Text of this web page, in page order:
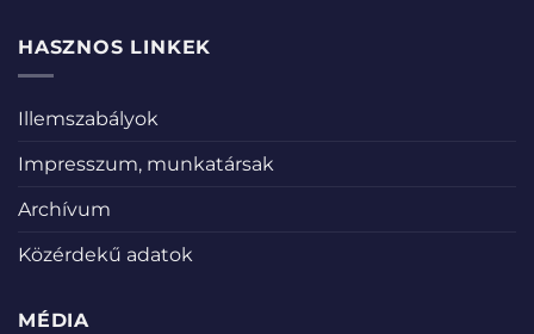
HASZNOS LINKEK
Illemszabályok
Impresszum, munkatársak
Archívum
Közérdekű adatok
MÉDIA